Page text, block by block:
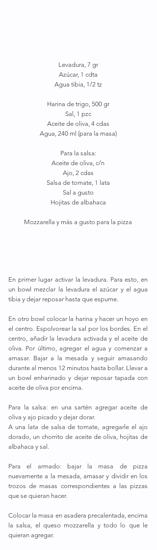
Levadura, 7 gr
Azúcar, 1 cdta
Agua tibia, 1/2 tz
Harina de trigo, 500 gr
Sal, 1 pzc
Aceite de oliva, 4 cdas
Agua, 240 ml (para la masa)
Para la salsa:
Aceite de oliva, c/n
Ajo, 2 cdas
Salsa de tomate, 1 lata
Sal a gusto
Hojitas de albahaca
Mozzarella y más a gusto para la pizza
En primer lugar activar la levadura. Para esto, en
un bowl mezclar la levadura el azúcar y el agua
tibia y dejar reposar hasta que espume.
En otro bowl colocar la harina y hacer un hoyo en
el centro. Espolvorear la sal por los bordes. En el
centro, añadir la levadura activada y el aceite de
oliva. Por último, agregar el agua y comenzar a
amasar. Bajar a la mesada y seguir amasando
durante al menos 12 minutos hasta bollar. Llevar a
un bowl enharinado y dejar reposar tapada con
aceite de oliva por encima.
Para la salsa: en una sartén agregar aceite de
oliva y ajo picado y dejar dorar.
A una lata de salsa de tomate, agregarle el ajo
dorado, un chorrito de aceite de oliva, hojitas de
albahaca y sal.
Para el armado: bajar la masa de pizza
nuevamente a la mesada, amasar y dividir en los
trozos de masas correspondientes a las pizzas
que se quieran hacer.
Colocar la masa en asadera precalentada, encima
la salsa, el queso mozzarella y todo lo que le
quieran agregar.